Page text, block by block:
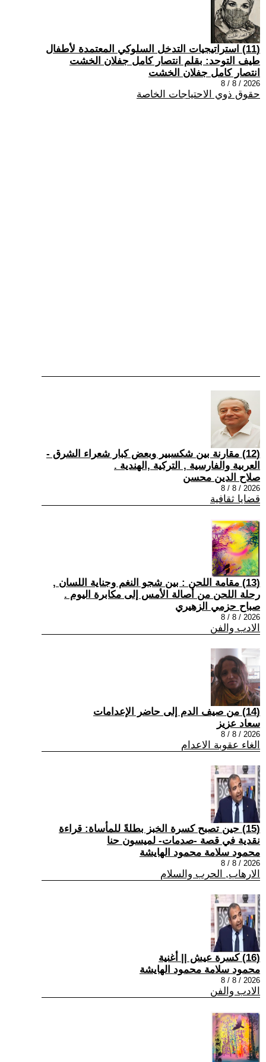
(11) استراتيجيات التدخل السلوكي المعتمدة لأطفال
طيف التوحد: بقلم انتصار كامل جفلان الخشت
انتصار كامل جفلان الخشت
2026 / 8 / 8
حقوق ذوي الاحتياجات الخاصة
(12) مقارنة بين شكسبير وبعض كبار شعراء الشرق -
العربية والفارسية , التركية ,الهندية .
صلاح الدين محسن
2026 / 8 / 8
قضايا ثقافية
(13) مقامة اللحن : بين شجو النغم وجناية اللسان ,
رحلة اللحن من أصالة الأمس إلى مكابرة اليوم .
صباح حزمي الزهيري
2026 / 8 / 8
الادب والفن
(14) من صيف الدم إلى حاضر الإعدامات
سعاد عزيز
2026 / 8 / 8
الغاء عقوبة الاعدام
(15) حين تصبح كسرة الخبز بطلةً للمأساة: قراءة
نقدية في قصة -صدمات- لميسون حنا
محمود سلامة محمود الهايشة
2026 / 8 / 8
الارهاب, الحرب والسلام
(16) كسرة عيش || أغنية
محمود سلامة محمود الهايشة
2026 / 8 / 8
الادب والفن